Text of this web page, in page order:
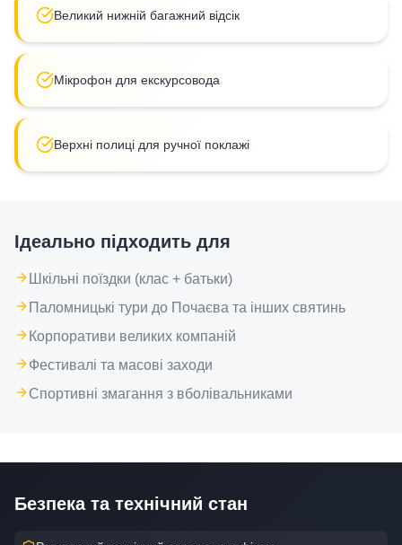
Великий нижній багажний відсік
Мікрофон для екскурсовода
Верхні полиці для ручної поклажі
Ідеально підходить для
Шкільні поїздки (клас + батьки)
Паломницькі тури до Почаєва та інших святинь
Корпоративи великих компаній
Фестивалі та масові заходи
Спортивні змагання з вболівальниками
Безпека та технічний стан